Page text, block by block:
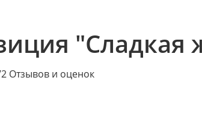
"Сладкая
Отзывов и оценок